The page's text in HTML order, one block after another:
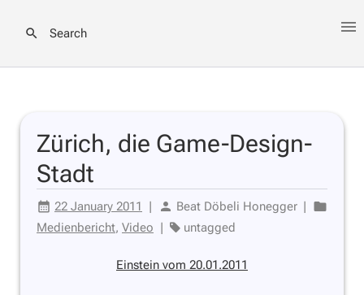
Search
Zürich, die Game-Design-
Stadt
22 January 2011 | Beat Döbeli Honegger |
Medienbericht, Video | untagged
Einstein vom 20.01.2011